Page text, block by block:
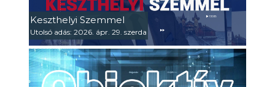
Keszthelyi Szemmel
Utolsó adás: 2026. ápr. 29. szerda